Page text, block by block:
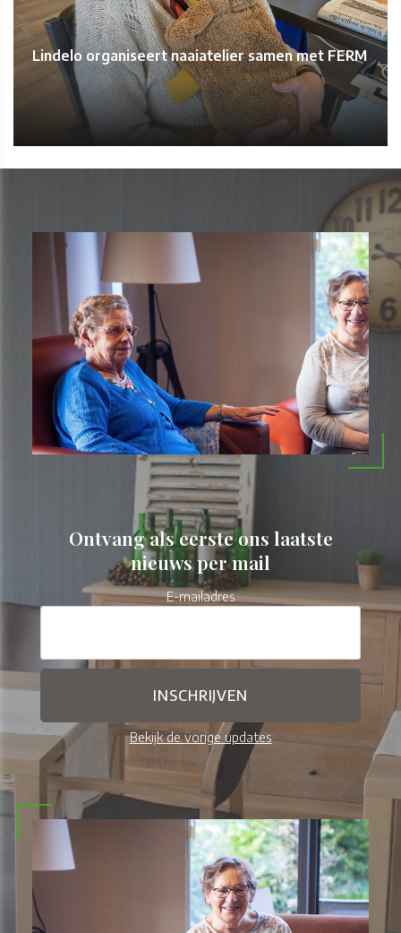
Lindelo organiseert naaiatelier samen met FERM
Ontvang als eerste ons laatste
nieuws per mail
E-mailadres
Bekijk de vorige updates